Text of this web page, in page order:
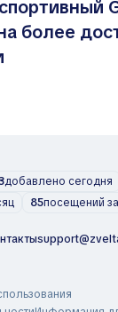
более
добавлено сегодня
85посещений